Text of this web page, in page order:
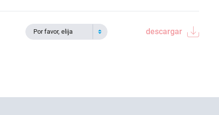
Por favor, elija descargar